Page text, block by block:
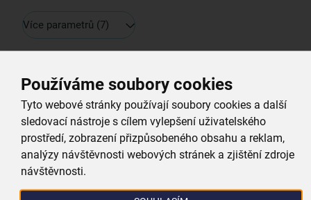
Používáme soubory cookies
Tyto webové stránky používají soubory cookies a další
sledovací nástroje s cílem vylepšení uživatelského
prostředí, zobrazení přizpůsobeného obsahu a reklam,
analýzy návštěvnosti webových stránek a zjištění zdroje
návštěvnosti.
Více parametrů (7)
Doprava zdarma
při nákupu nad 999 Kč
Zboží doručujeme rychle